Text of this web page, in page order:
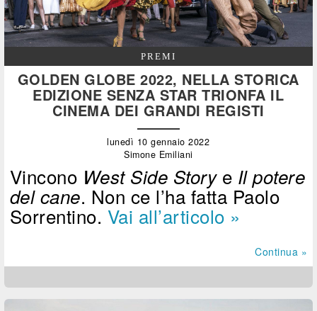
PREMI
GOLDEN GLOBE 2022, NELLA STORICA
EDIZIONE SENZA STAR TRIONFA IL
CINEMA DEI GRANDI REGISTI
lunedì 10 gennaio 2022
Simone Emiliani
Vincono West Side Storye Il potere
del cane. Non ce l’ha fatta Paolo
Sorrentino. Vai all’articolo »
Continua »